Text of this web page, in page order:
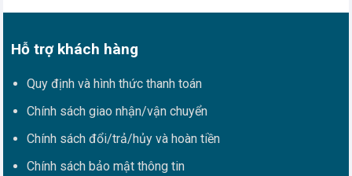
Hỗ trợ khách hàng
Quy định và hình thức thanh toán
Chính sách giao nhận/vận chuyển
Chính sách đổi/trả/hủy và hoàn tiền
Chính sách bảo mật thông tin